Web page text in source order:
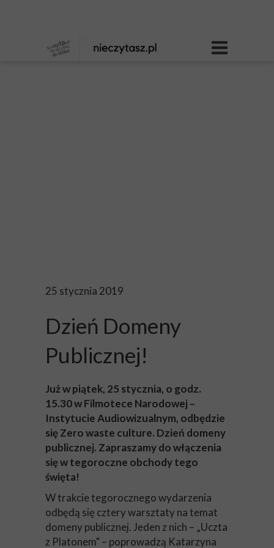
25 stycznia 2019
Dzień Domeny
Publicznej!
Już w piątek, 25 stycznia, o godz.
15.30 w Filmotece Narodowej –
Instytucie Audiowizualnym, odbędzie
się Zero waste culture. Dzień domeny
publicznej. Zapraszamy do włączenia
się w tegoroczne obchody tego
święta!
W trakcie tegorocznego wydarzenia
odbędą się cztery warsztaty na temat
domeny publicznej. Jeden z nich – „Uczta
z Platonem" – poprowadzą Katarzyna